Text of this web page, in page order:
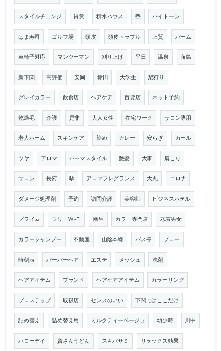
スタイルチェンジ 得意 積水ハウス 塾 ハイトーン
はま寿司 ゴルフ場 頭皮 頭皮トラブル 上質 バーム
車椅子対応 マンツーマン 刈り上げ 平日 温泉 角島
新下関 高評価 安岡 垢田 大学生 梨狩り
グレイカラー 飲食店 ヘアケア 百貨店 ネット予約
乾燥毛 介護 是非 大人女性 在宅ワーク サロン専用
老人ホーム スキンケア 染め カレー 安らぎ カール
ツヤ アロマ パーマスタイル 艶髪 大事 肩こり
サロン 長府 駅 アロマフレグランス 大丸 コロナ
ダメージ処理剤 予約 訪問介護 美容師 ビジネスホテル
プライム フリーWi-Fi 幡生 カラー専門店 老若男女
カラーシャンプー 不動産 山陰本線 バス停 ブロー
時刻表 バーバーヘア エステ メッシュ 洗剤
ヘアアイテム ブランド ヘアケアアイテム カラーリング
プロステップ 取扱店 センスのいい 下関にはここだけ
詰め替え 詰め替え用 ミルクティーベージュ 幼少時 川中
ハローデイ 資さんうどん スキバサミ リラックス効果